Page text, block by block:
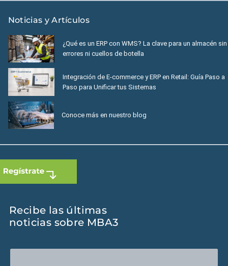
Noticias y Artículos
¿Qué es un ERP con WMS? La clave para un almacén sin
errores ni cuellos de botella
Integración de E-commerce y ERP en Retail: Guía Paso a
Paso para Unificar tus Sistemas
Conoce más en nuestro blog
Recibe las últimas
noticias sobre MBA3